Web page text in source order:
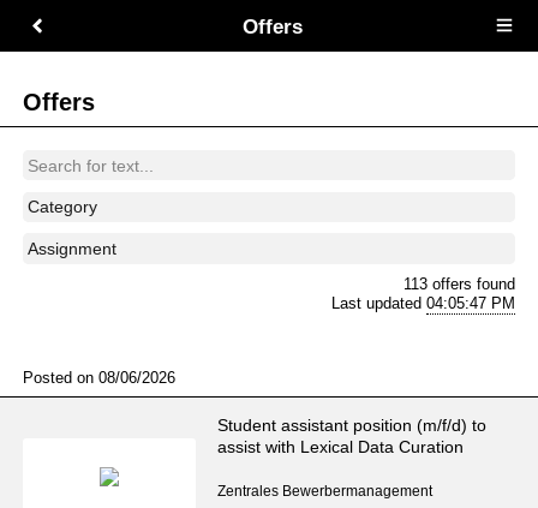
Offers
Open
Offers
Category
Assignment
113 offers found
Last updated04:05:47 PM
Posted on 08/06/2026
Student assistant position (m/f/d) to
assist with Lexical Data Curation
Zentrales Bewerbermanagement